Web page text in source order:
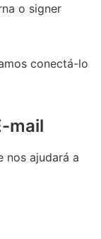
o signer
conectá-lo
mail
nos ajudará a